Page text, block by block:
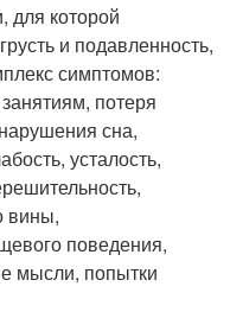
для которой
и подавленность,
симптомов:
потеря
сна,
усталость,
вины,
поведения,
мысли, попытки